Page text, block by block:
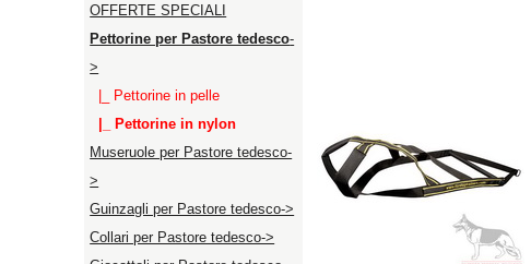
OFFERTE SPECIALI
Pettorine per Pastore tedesco-
>
|_ Pettorine in pelle
|_ Pettorine in nylon
Museruole per Pastore tedesco-
>
Guinzagli per Pastore tedesco->
Collari per Pastore tedesco->